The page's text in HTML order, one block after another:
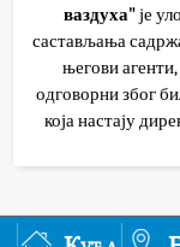
ваздуха"је
састављања
његови
одговорни због
која настају